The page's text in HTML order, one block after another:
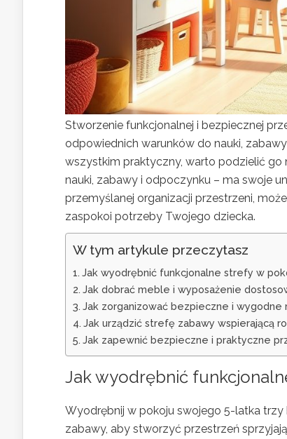
Stworzenie funkcjonalnej i bezpiecznej
odpowiednich warunków do nauki,
wszystkim praktyczny, warto podzielić go
nauki, zabawy i odpoczynku – ma swoje
przemyślanej organizacji przestrzeni,
zaspokoi potrzeby Twojego dziecka.
W tym artykule przeczytasz
Jak wyodrębnić funkcjonalne strefy w
Jak dobrać meble i wyposażenie
Jak zorganizować bezpieczne i wygodne
Jak urządzić strefę zabawy wspierającą
Jak zapewnić bezpieczne i praktyczne
Jak wyodrębnić
Wyodrębnij w pokoju swojego 5-latka trzy
zabawy, aby stworzyć przestrzeń